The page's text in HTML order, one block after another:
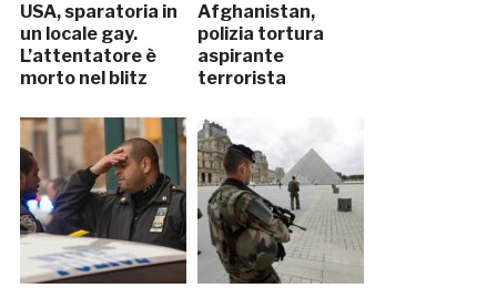
USA, sparatoria in
un locale gay.
L’attentatore è
morto nel blitz
Afghanistan,
polizia tortura
aspirante
terrorista